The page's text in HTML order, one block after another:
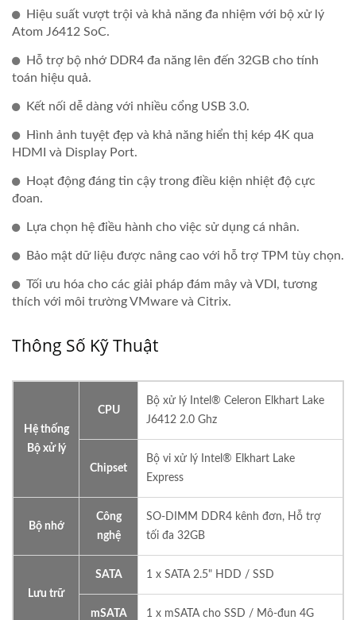
Hiệu suất vượt trội và khả năng đa nhiệm với bộ xử lý
Atom J6412 SoC.
Hỗ trợ bộ nhớ DDR4 đa năng lên đến 32GB cho tính
toán hiệu quả.
Kết nối dễ dàng với nhiều cổng USB 3.0.
Hình ảnh tuyệt đẹp và khả năng hiển thị kép 4K qua
HDMI và Display Port.
Hoạt động đáng tin cậy trong điều kiện nhiệt độ cực
đoan.
Lựa chọn hệ điều hành cho việc sử dụng cá nhân.
Bảo mật dữ liệu được nâng cao với hỗ trợ TPM tùy chọn.
Tối ưu hóa cho các giải pháp đám mây và VDI, tương
thích với môi trường VMware và Citrix.
Thông Số Kỹ Thuật
Hệ thống
Bộ xử lý
CPU
Bộ xử lý Intel® Celeron Elkhart Lake
J6412 2.0 Ghz
Chipset
Bộ vi xử lý Intel® Elkhart Lake
Express
Bộ nhớ
Công
nghệ
SO-DIMM DDR4 kênh đơn, Hỗ trợ
tối đa 32GB
Lưu trữ
SATA 1 x SATA 2.5" HDD / SSD
mSATA 1 x mSATA cho SSD / Mô-đun 4G